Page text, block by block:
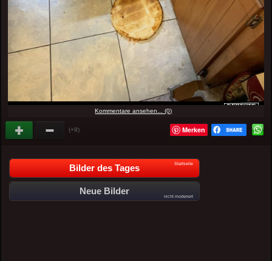
Kommentare ansehen... (0)
(+9) Merken
Bilder des Tages Startseite
Neue Bilder
nicht moderiert